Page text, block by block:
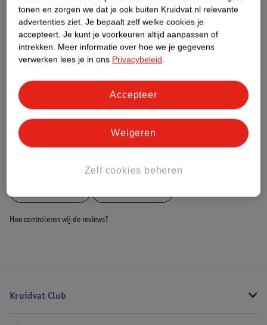
Nature Impact Score
Dit product heeft (nog) geen Nature
Impact Score.
Bestel & Bezorginformatie
Hoe controleren wij de reviews?
Kruidvat Club
tonen en zorgen we dat je ook buiten Kruidvat.nl relevante
advertenties ziet. Je bepaalt zelf welke cookies je
accepteert. Je kunt je voorkeuren altijd aanpassen of
intrekken. Meer informatie over hoe we je gegevens
verwerken lees je in ons Privacybeleid.
Zelf cookies beheren
Weigeren
Accepteer